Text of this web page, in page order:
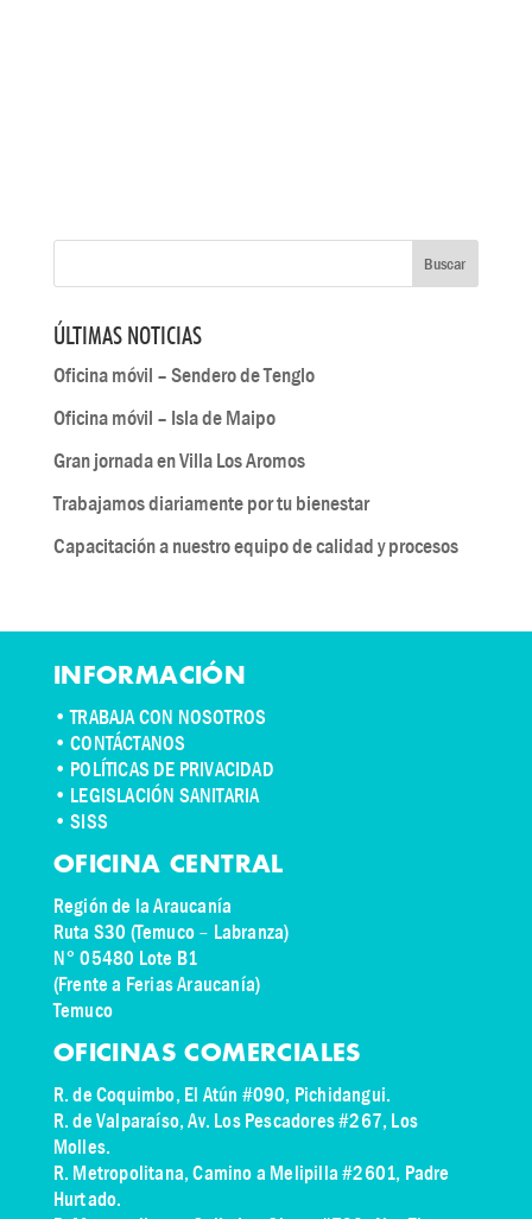
ÚLTIMAS NOTICIAS
Oficina móvil – Sendero de Tenglo
Oficina móvil – Isla de Maipo
Gran jornada en Villa Los Aromos
Trabajamos diariamente por tu bienestar
Capacitación a nuestro equipo de calidad y procesos
INFORMACIÓN
•TRABAJA CON NOSOTROS
•CONTÁCTANOS
• POLÍTICAS DE PRIVACIDAD
• LEGISLACIÓN SANITARIA
• SISS
OFICINA CENTRAL
Región de la Araucanía
Ruta S30 (Temuco – Labranza)
N° 05480 Lote B1
(Frente a Ferias Araucanía)
Temuco
OFICINAS COMERCIALES
R. de Coquimbo, El Atún #090, Pichidangui.
R. de Valparaíso, Av. Los Pescadores #267, Los
Molles.
R. Metropolitana, Camino a Melipilla #2601, Padre
Hurtado.